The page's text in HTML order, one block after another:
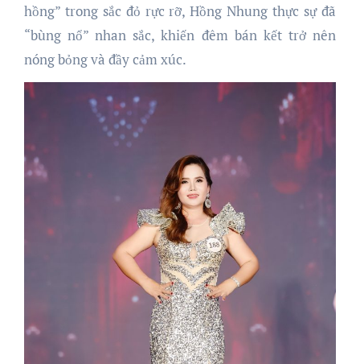
hồng” trong sắc đỏ rực rỡ, Hồng Nhung thực sự đã
“bùng nổ” nhan sắc, khiến đêm bán kết trở nên
nóng bỏng và đầy cảm xúc.